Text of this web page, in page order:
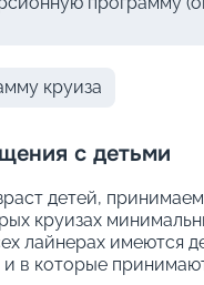
круиза
с детьми
детей,
круизах
лайнерах имеются
и в которые